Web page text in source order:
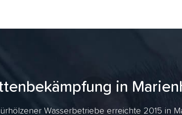
in
Wasserbetriebe erreichte 2015 in